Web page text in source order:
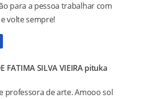
para a pessoa trabalhar com
volte sempre!
FATIMA SILVA VIEIRA pituka
professora de arte. Amooo sol